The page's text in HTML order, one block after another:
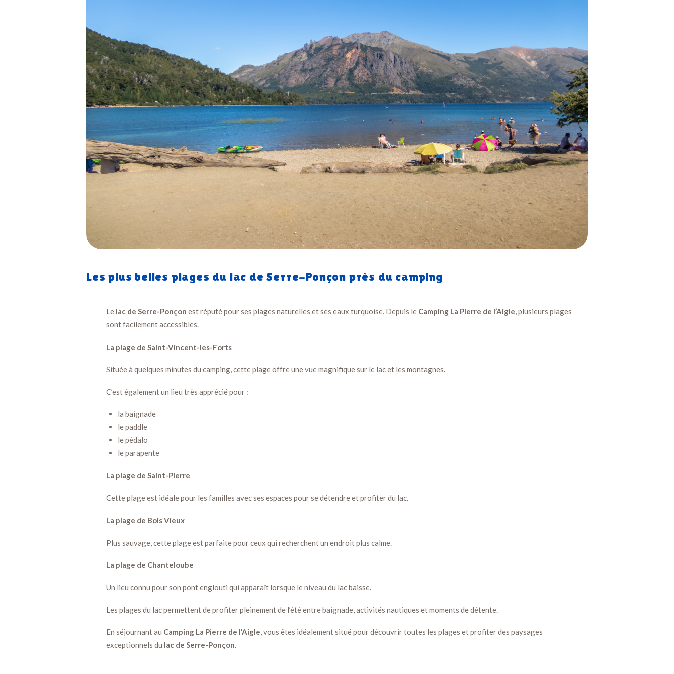
Les plus belles plages du lac de Serre-Ponçon près du camping
Le lac de Serre-Ponçon est réputé pour ses plages naturelles et ses eaux turquoise. Depuis le Camping La Pierre de l’Aigle, plusieurs plages
sont facilement accessibles.
La plage de Saint-Vincent-les-Forts
Située à quelques minutes du camping, cette plage offre une vue magnifique sur le lac et les montagnes.
C’est également un lieu très apprécié pour :
la baignade
le paddle
le pédalo
le parapente
La plage de Saint-Pierre
Cette plage est idéale pour les familles avec ses espaces pour se détendre et profiter du lac.
La plage de Bois Vieux
Plus sauvage, cette plage est parfaite pour ceux qui recherchent un endroit plus calme.
La plage de Chanteloube
Un lieu connu pour son pont englouti qui apparaît lorsque le niveau du lac baisse.
Les plages du lac permettent de profiter pleinement de l’été entre baignade, activités nautiques et moments de détente.
En séjournant au Camping La Pierre de l’Aigle, vous êtes idéalement situé pour découvrir toutes les plages et profiter des paysages
exceptionnels du lac de Serre-Ponçon.